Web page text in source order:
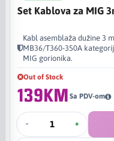
Set Kablova za MIG
Kabl asemblaža dužine 3
MB36/T360-350A
MIG gorionika.
Out of Stock
139KM Sa PDV-om
- +